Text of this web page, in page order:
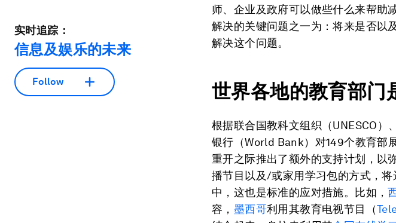
实时追踪：
信息及娱乐的未来
Follow
师、企业及政府可以做些什么来帮助
解决的关键问题之一为：将来是否以
解决这个问题。
世界各地的教育部门
根据联合国教科文组织（UNESCO）
银行（World Bank）对149个教育部
重开之际推出了额外的支持计划，以
播节目以及/或家用学习包的方式，
中，这也是标准的应对措施。比如，
容， 墨西哥利用其教育电视节目（